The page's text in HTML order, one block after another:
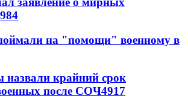
на "помощи" военному в
крайний срок
после СОЧ4917